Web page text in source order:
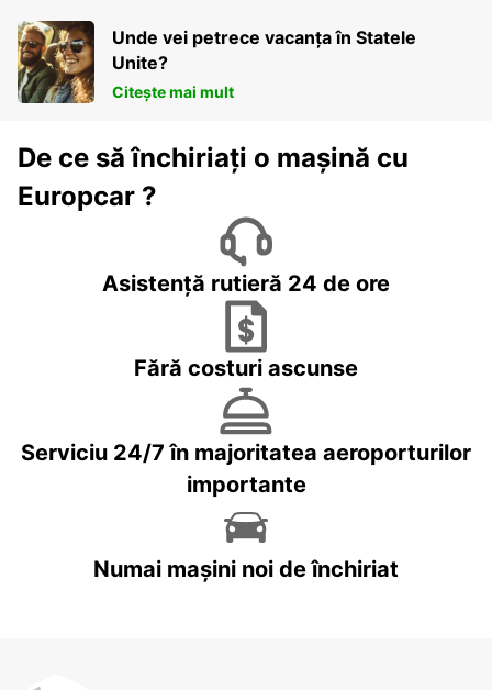
Unde vei petrece vacanța în Statele
Unite?
Citește mai mult
De ce să închiriați o mașină cu
Europcar ?
Asistență rutieră 24 de ore
Fără costuri ascunse
Serviciu 24/7 în majoritatea aeroporturilor
importante
Numai mașini noi de închiriat